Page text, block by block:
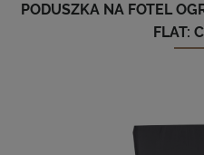
PODUSZKA NA FOTEL
FLAT: